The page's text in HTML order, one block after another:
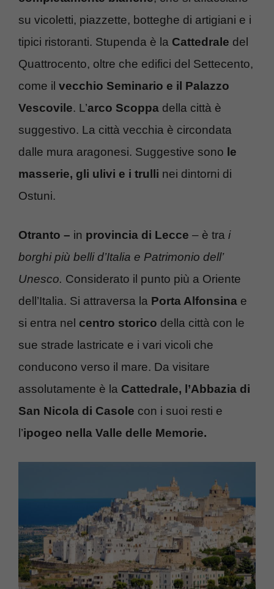
su vicoletti, piazzette, botteghe di artigiani e i
tipici ristoranti. Stupenda è la Cattedrale del
Quattrocento, oltre che edifici del Settecento,
come il vecchio Seminario e il Palazzo
Vescovile. L’arco Scoppa della città è
suggestivo. La città vecchia è circondata
dalle mura aragonesi. Suggestive sono le
masserie, gli ulivi e i trulli nei dintorni di
Ostuni.
Otranto – in provincia di Lecce – è tra i
borghi più belli d’Italia e Patrimonio dell’
Unesco. Considerato il punto più a Oriente
dell’Italia. Si attraversa la Porta Alfonsina e
si entra nel centro storico della città con le
sue strade lastricate e i vari vicoli che
conducono verso il mare. Da visitare
assolutamente è la Cattedrale, l’Abbazia di
San Nicola di Casole con i suoi resti e
l’ipogeo nella Valle delle Memorie.